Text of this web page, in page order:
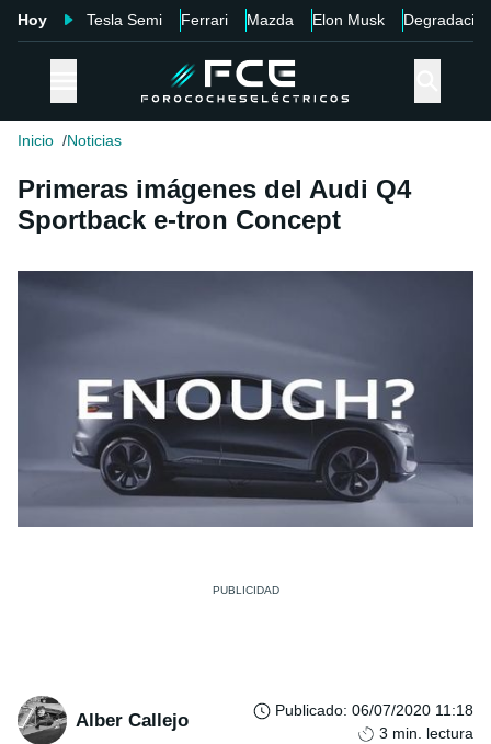
Hoy Tesla Semi Ferrari Mazda Elon Musk Degradación
Inicio Noticias
Primeras imágenes del Audi Q4
Sportback e-tron Concept
Alber Callejo Publicado: 06/07/2020 11:18
3 min. lectura